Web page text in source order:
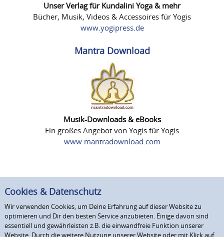
Unser Verlag für Kundalini Yoga & mehr
Bücher, Musik, Videos & Accessoires für Yogis
www.yogipress.de
Mantra Download
Musik-Downloads & eBooks
Ein großes Angebot von Yogis für Yogis
www.mantradownload.com
Cookies & Datenschutz
Wir verwenden Cookies, um Deine Erfahrung auf dieser Website zu
optimieren und Dir den besten Service anzubieten. Einige davon sind
essentiell und gewährleisten z.B. die einwandfreie Funktion unserer
Website. Durch die weitere Nutzung unserer Website oder mit Klick auf